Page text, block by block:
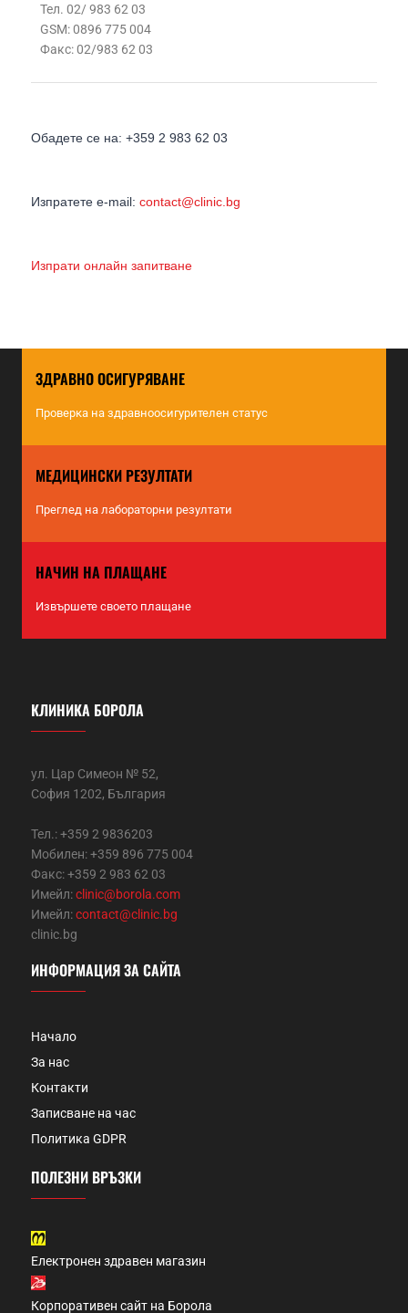
Тел. 02/ 983 62 03
GSM: 0896 775 004
Факс: 02/983 62 03
Обадете се на: +359 2 983 62 03
Изпратете e-mail: contact@clinic.bg
Изпрати онлайн запитване
ЗДРАВНО ОСИГУРЯВАНЕ
Проверка на здравноосигурителен статус
МЕДИЦИНСКИ РЕЗУЛТАТИ
Преглед на лабораторни резултати
НАЧИН НА ПЛАЩАНЕ
Извършете своето плащане
КЛИНИКА БОРОЛА
ул. Цар Симеон № 52,
София 1202, България
Тел.: +359 2 9836203
Мобилен: +359 896 775 004
Факс: +359 2 983 62 03
Имейл:clinic@borola.com
Имейл:contact@clinic.bg
clinic.bg
ИНФОРМАЦИЯ ЗА САЙТА
Начало
За нас
Контакти
Записване на час
Политика GDPR
ПОЛЕЗНИ ВРЪЗКИ
Електронен здравен магазин
Корпоративен сайт на Борола